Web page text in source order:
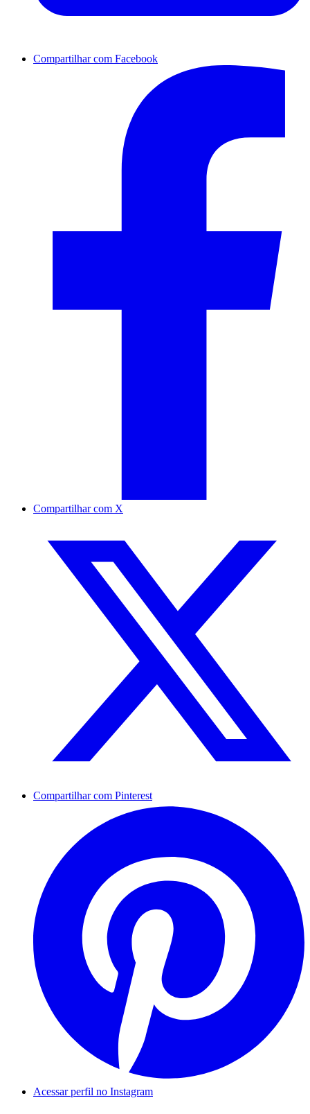
Compartilhar com Facebook
Compartilhar com X
Compartilhar com Pinterest
Acessar perfil no Instagram